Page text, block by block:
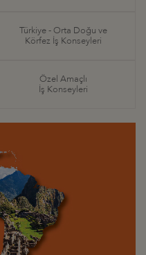
Türkiye - Orta Doğu ve
Körfez İş Konseyleri
Özel Amaçlı
İş Konseyleri